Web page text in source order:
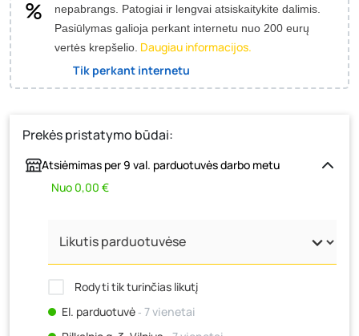
nepabrangs. Patogiai ir lengvai atsiskaitykite dalimis.
Pasiūlymas galioja perkant internetu nuo 200 eurų
vertės krepšelio. Daugiau informacijos.
Tik perkant internetu
Prekės pristatymo būdai:
Atsiėmimas per 9 val. parduotuvės darbo metu
Nuo 0,00 €
Rodyti tik turinčias likutį
El. parduotuvė‐ 7 vienetai